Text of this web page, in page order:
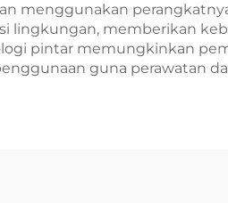
menggunakan
lingkungan, memberikan
pintar memungkinkan
guna perawatan